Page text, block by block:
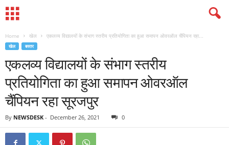
Home खेल एकलव्य विद्यालयों के संभाग स्तरीय प्रतियोगिता का हुआ समापन ओवरऑल चैंपियन रहा...
खेल बस्तर
एकलव्य विद्यालयों के संभाग स्तरीय
प्रतियोगिता का हुआ समापन ओवरऑल
चैंपियन रहा सूरजपुर
By NEWSDESK - December 26, 2021 0